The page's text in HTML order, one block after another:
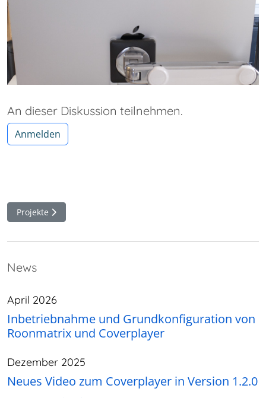
An dieser Diskussion teilnehmen.
Anmelden
Nächster Beitrag: Projekte
Projekte
News
April 2026
Inbetriebnahme und Grundkonfiguration von
Roonmatrix und Coverplayer
Dezember 2025
Neues Video zum Coverplayer in Version 1.2.0